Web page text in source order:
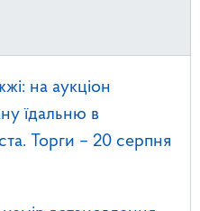
на аукціон
їдальню в
Торги – 20 серпня